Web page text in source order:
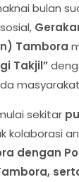
bulan
Tambora
Takjil”
sekitar
kolaborasi
dengan